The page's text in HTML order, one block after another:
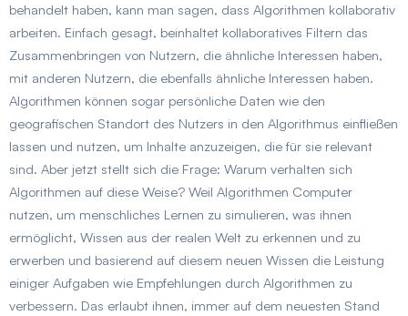
behandelt haben, kann man sagen, dass Algorithmen kollaborativ
arbeiten. Einfach gesagt, beinhaltet kollaboratives Filtern das
Zusammenbringen von Nutzern, die ähnliche Interessen haben,
mit anderen Nutzern, die ebenfalls ähnliche Interessen haben.
Algorithmen können sogar persönliche Daten wie den
geografischen Standort des Nutzers in den Algorithmus einfließen
lassen und nutzen, um Inhalte anzuzeigen, die für sie relevant
sind. Aber jetzt stellt sich die Frage: Warum verhalten sich
Algorithmen auf diese Weise? Weil Algorithmen Computer
nutzen, um menschliches Lernen zu simulieren, was ihnen
ermöglicht, Wissen aus der realen Welt zu erkennen und zu
erwerben und basierend auf diesem neuen Wissen die Leistung
einiger Aufgaben wie Empfehlungen durch Algorithmen zu
verbessern. Das erlaubt ihnen, immer auf dem neuesten Stand